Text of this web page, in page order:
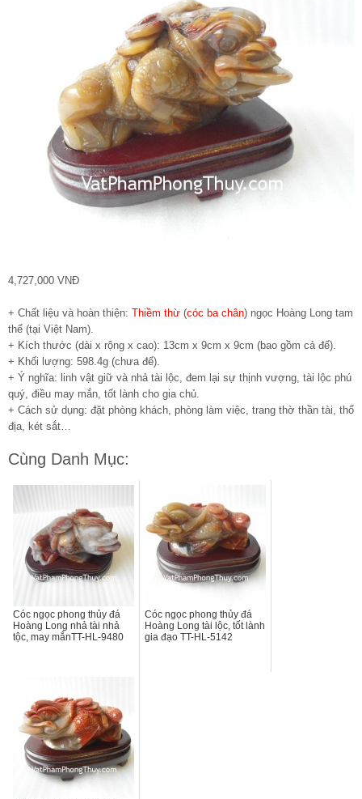
4,727,000 VNĐ
+ Chất liệu và hoàn thiện: Thiềm thừ (cóc ba chân) ngọc Hoàng Long tam
thể (tại Việt Nam).
+ Kích thước (dài x rộng x cao): 13cm x 9cm x 9cm (bao gồm cả đế).
+ Khối lượng: 598.4g (chưa đế).
+ Ý nghĩa: linh vật giữ và nhả tài lộc, đem lại sự thịnh vượng, tài lộc phú
quý, điều may mắn, tốt lành cho gia chủ.
+ Cách sử dụng: đặt phòng khách, phòng làm việc, trang thờ thần tài, thổ
địa, két sắt…
Cùng Danh Mục:
Cóc ngọc phong thủy đá
Hoàng Long nhả tài nhả
tộc, may mắnTT-HL-9480
Cóc ngọc phong thủy đá
Hoàng Long tài lộc, tốt lành
gia đạo TT-HL-5142